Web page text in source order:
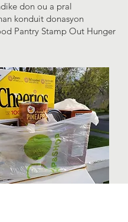
don ou a pral
konduit donasyon
Pantry Stamp Out Hunger